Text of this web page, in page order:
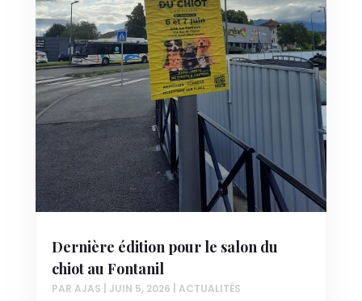
Dernière édition pour le salon du
chiot au Fontanil
PAR AJAS JUIN 5, 2026 ACTUALITÉS